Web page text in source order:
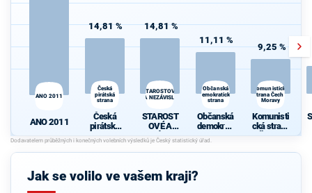
ANO 2011
ANO 2011
14,81 %
Česká
pirátská
strana
Česká
pirátská
strana
14,81 %
STAROSTOVÉ
A NEZÁVISLÍ
STAROST
OVÉ A
NEZÁVISL
Í
11,11 %
Občanská
demokratická
strana
Občanská
demokrati
cká strana
9,25 %
Komunistická
strana Čech a
Moravy
Komunisti
cká strana
Čech a
Jak se volilo ve vašem kraji?